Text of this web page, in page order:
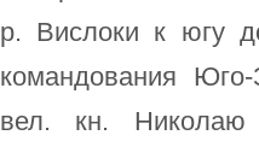
р. Вислоки к югу
командования
вел. кн. Николаю